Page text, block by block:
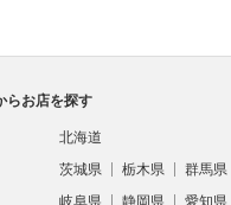
らお店を探す
北海道
茨城県 栃木県 群馬県
岐阜県 静岡県 愛知県